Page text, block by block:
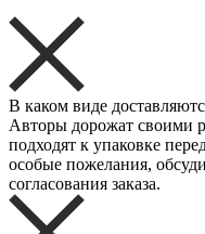
В каком виде
Авторы дорожат своими
подходят к упаковке
особые пожелания,
согласования заказа.